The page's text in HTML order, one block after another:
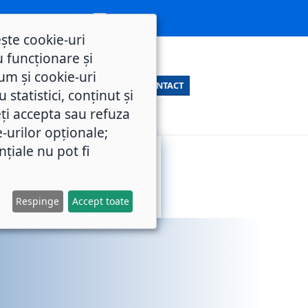
CONTACT
cookie-uri
funcționare și
și cookie-uri
statistici, conținut și
accepta sau refuza
urilor opționale;
nu pot fi
Respinge Accept toate